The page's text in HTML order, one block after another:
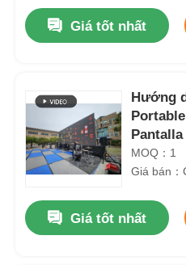
Giá tốt nhất
Hướng
Sân
MOQ：1
Giá bán
Giá tốt nhất